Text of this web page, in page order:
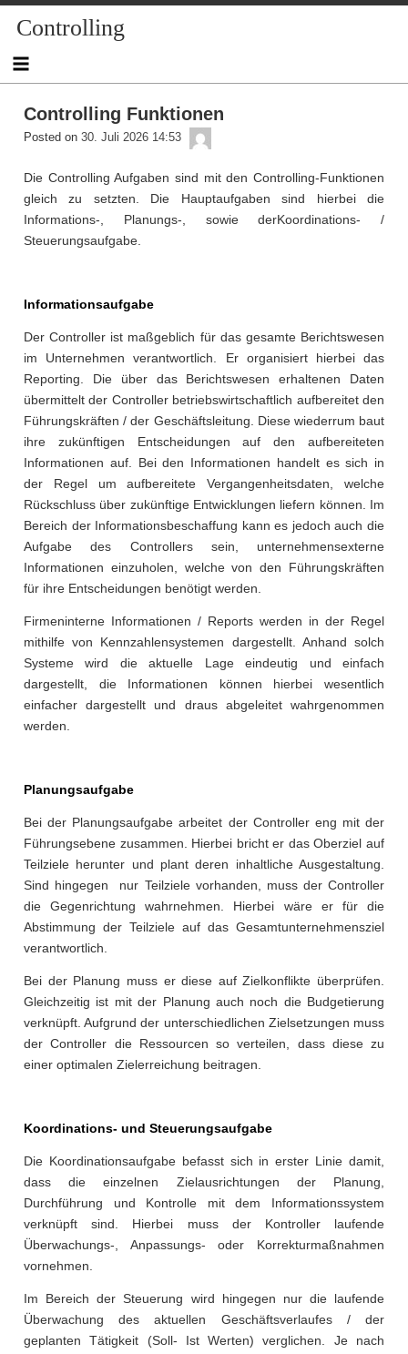
Controlling
Controlling Funktionen
Posted on 30. Juli 2026 14:53
Die Controlling Aufgaben sind mit den Controlling-Funktionen
gleich zu setzten. Die Hauptaufgaben sind hierbei die
Informations-, Planungs-, sowie derKoordinations- /
Steuerungsaufgabe.
Informationsaufgabe
Der Controller ist maßgeblich für das gesamte Berichtswesen
im Unternehmen verantwortlich. Er organisiert hierbei das
Reporting. Die über das Berichtswesen erhaltenen Daten
übermittelt der Controller betriebswirtschaftlich aufbereitet den
Führungskräften / der Geschäftsleitung. Diese wiederrum baut
ihre zukünftigen Entscheidungen auf den aufbereiteten
Informationen auf. Bei den Informationen handelt es sich in
der Regel um aufbereitete Vergangenheitsdaten, welche
Rückschluss über zukünftige Entwicklungen liefern können. Im
Bereich der Informationsbeschaffung kann es jedoch auch die
Aufgabe des Controllers sein, unternehmensexterne
Informationen einzuholen, welche von den Führungskräften
für ihre Entscheidungen benötigt werden.
Firmeninterne Informationen / Reports werden in der Regel
mithilfe von Kennzahlensystemen dargestellt. Anhand solch
Systeme wird die aktuelle Lage eindeutig und einfach
dargestellt, die Informationen können hierbei wesentlich
einfacher dargestellt und draus abgeleitet wahrgenommen
werden.
Planungsaufgabe
Bei der Planungsaufgabe arbeitet der Controller eng mit der
Führungsebene zusammen. Hierbei bricht er das Oberziel auf
Teilziele herunter und plant deren inhaltliche Ausgestaltung.
Sind hingegen nur Teilziele vorhanden, muss der Controller
die Gegenrichtung wahrnehmen. Hierbei wäre er für die
Abstimmung der Teilziele auf das Gesamtunternehmensziel
verantwortlich.
Bei der Planung muss er diese auf Zielkonflikte überprüfen.
Gleichzeitig ist mit der Planung auch noch die Budgetierung
verknüpft. Aufgrund der unterschiedlichen Zielsetzungen muss
der Controller die Ressourcen so verteilen, dass diese zu
einer optimalen Zielerreichung beitragen.
Koordinations- und Steuerungsaufgabe
Die Koordinationsaufgabe befasst sich in erster Linie damit,
dass die einzelnen Zielausrichtungen der Planung,
Durchführung und Kontrolle mit dem Informationssystem
verknüpft sind. Hierbei muss der Kontroller laufende
Überwachungs-, Anpassungs- oder Korrekturmaßnahmen
vornehmen.
Im Bereich der Steuerung wird hingegen nur die laufende
Überwachung des aktuellen Geschäftsverlaufes / der
geplanten Tätigkeit (Soll- Ist Werten) verglichen. Je nach